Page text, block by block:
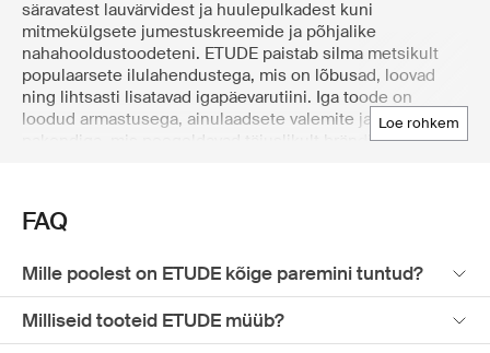
loe rohkem
säravatest lauvärvidest ja huulepulkadest kuni
mitmekülgsete jumestuskreemide ja põhjalike
nahahooldustoodeteni. ETUDE paistab silma metsikult
populaarsete ilulahendustega, mis on lõbusad, loovad
ning lihtsasti lisatavad igapäevarutiini. Iga toode on
loodud armastusega, ainulaadsete valemite ja võluva
pakendiga, mis peegeldavad täiuslikult brändi nooruslikku
huulepulk, S.J. Director's Mineral Sun SPF
kreem.
FAQ
Mille poolest on ETUDE kõige paremini tuntud?
Milliseid tooteid ETUDE müüb?